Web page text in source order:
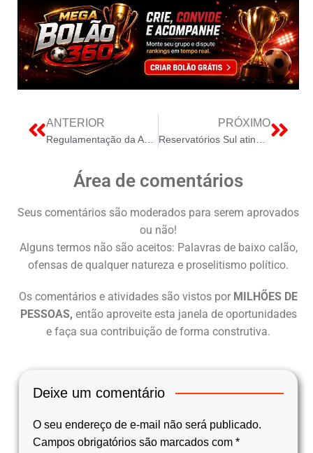
ANTERIOR
Regulamentação da ANEEL em 2026 Define Estrutura de Tarifas, PLD e Gestão de Subsídios no Setor Elétrico
PRÓXIMO
Reservatórios Sul atingem 87,4% capacidade
Área de comentários
Seus comentários são moderados para serem aprovados
ou não!
Alguns termos não são aceitos: Palavras de baixo calão,
ofensas de qualquer natureza e proselitismo político.
Os comentários e atividades são vistos por MILHÕES DE
PESSOAS, então aproveite esta janela de oportunidades
e faça sua contribuição de forma construtiva.
Deixe um comentário
O seu endereço de e-mail não será publicado.
Campos obrigatórios são marcados com *